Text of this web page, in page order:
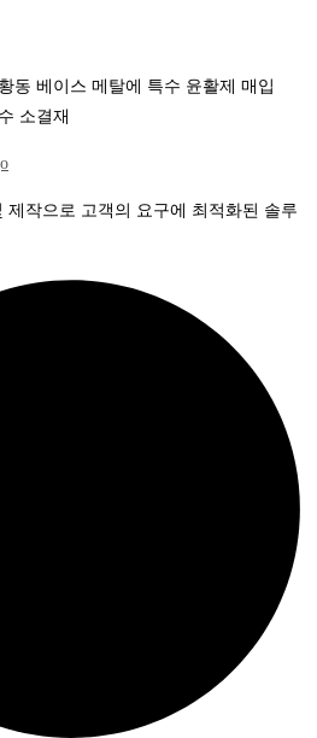
동 베이스 메탈에 특수 윤활제 매입
소결재
작으로 고객의 요구에 최적화된 솔루